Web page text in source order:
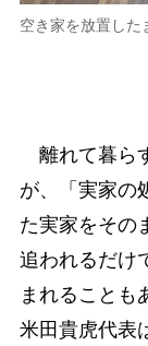
空き家を放置した
離れて暮ら
が、「実家の
た実家をその
追われるだけ
まれることも
米田貴虎代表